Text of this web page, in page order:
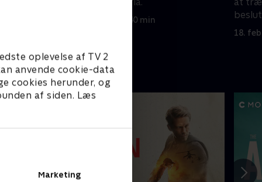
oplevelse af TV 2
anvende cookie-data
cookies herunder, og
af siden. Læs
Marketing
18. februar 2025 • 40 min
18.